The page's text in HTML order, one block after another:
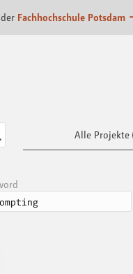
Fachhochschule Potsdam
Alle Projekte